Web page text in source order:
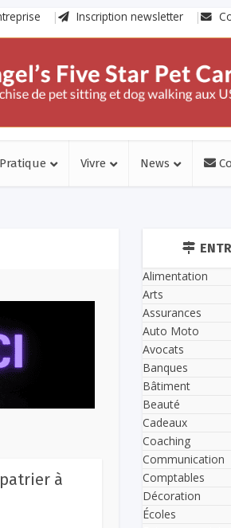
Inscription newsletter
Pratique Vivre News
à
Alimentation
Arts
Assurances
Auto Moto
Avocats
Banques
Bâtiment
Beauté
Cadeaux
Coaching
Communication
Comptables
Décoration
Écoles